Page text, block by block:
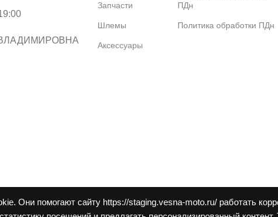
Они помогают сайту https://staging.vesna-moto.ru/ работать
Запчасти
Шлемы
Аксессуары
ПДн
Политика обработки ПДн